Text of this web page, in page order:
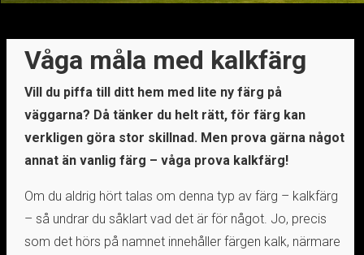
Våga måla med kalkfärg
Vill du piffa till ditt hem med lite ny färg på
väggarna? Då tänker du helt rätt, för färg kan
verkligen göra stor skillnad. Men prova gärna något
annat än vanlig färg – våga prova kalkfärg!
Om du aldrig hört talas om denna typ av färg – kalkfärg
– så undrar du såklart vad det är för något. Jo, precis
som det hörs på namnet innehåller färgen kalk, närmare